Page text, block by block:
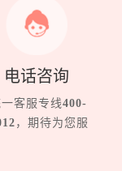
电话咨询
客服专线400-
，期待为您服